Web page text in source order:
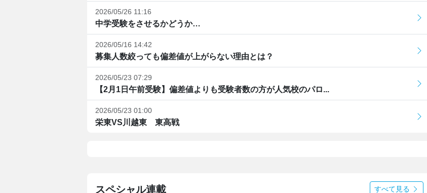
2026/05/26 11:16
中学受験をさせるかどうか…
2026/05/16 14:42
募集人数絞っても偏差値が上がらない理由とは？
2026/05/23 07:29
【2月1日午前受験】偏差値よりも受験者数の方が人気校のパロ...
2026/05/23 01:00
栄東VS川越東 東高戦
スペシャル連載 すべて見る